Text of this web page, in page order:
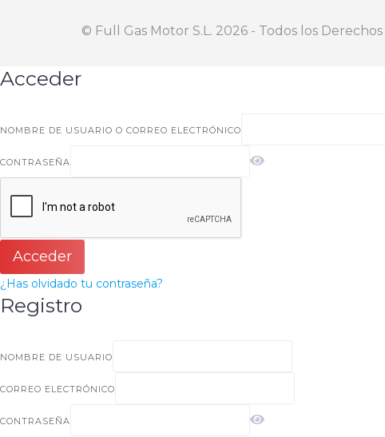
©️ Full Gas Motor S.L. 2026 - Todos los
Acceder
NOMBRE DE USUARIO O CORREO ELECTRÓNICO
CONTRASEÑA
Acceder
¿Has olvidado tu contraseña?
Registro
NOMBRE DE USUARIO
CORREO ELECTRÓNICO
CONTRASEÑA